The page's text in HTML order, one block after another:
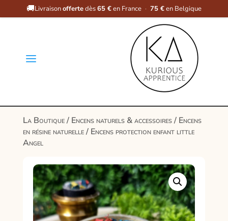
🚚Livraisonoffertedès65 €en France · 75 €en Belgique
a
La Boutique/ Encens naturels & accessoires/ Encens
en résine naturelle/ Encens protection enfant little
Angel